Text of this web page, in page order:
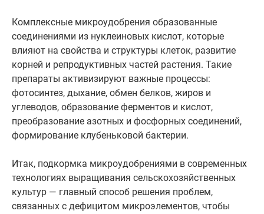
Комплексные микроудобрения образованные
соединениями из нуклеиновых кислот, которые
влияют на свойства и структуры клеток, развитие
корней и репродуктивных частей растения. Такие
препараты активизируют важные процессы:
фотосинтез, дыхание, обмен белков, жиров и
углеводов, образование ферментов и кислот,
преобразование азотных и фосфорных соединений,
формирование клубеньковой бактерии.
Итак, подкормка микроудобрениями в современных
технологиях выращивания сельскохозяйственных
культур — главный способ решения проблем,
связанных с дефицитом микроэлементов, чтобы